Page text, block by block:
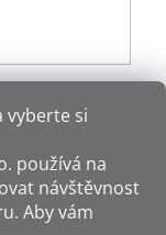
vyberte si
používá na
návštěvnost
Aby vám